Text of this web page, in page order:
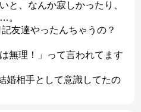
と、なんか寂しかったり、
。
友達やったんちゃうの？
無理！」って言われてます
婚相手として意識してたの